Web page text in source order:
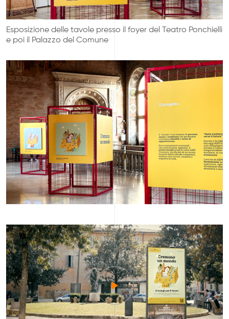
Esposizione delle tavole presso il foyer del Teatro Ponchielli
e poi il Palazzo del Comune